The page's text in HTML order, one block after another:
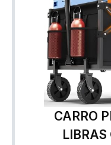
CARRO
LIBRAS